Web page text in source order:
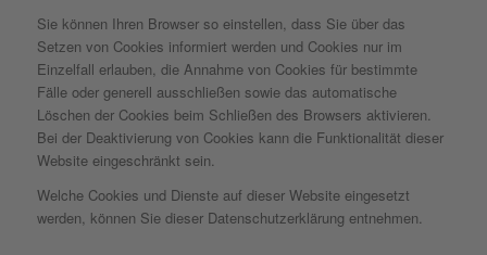
Sie können Ihren Browser so einstellen, dass Sie über das
Setzen von Cookies informiert werden und Cookies nur im
Einzelfall erlauben, die Annahme von Cookies für bestimmte
Fälle oder generell ausschließen sowie das automatische
Löschen der Cookies beim Schließen des Browsers aktivieren.
Bei der Deaktivierung von Cookies kann die Funktionalität dieser
Website eingeschränkt sein.
Welche Cookies und Dienste auf dieser Website eingesetzt
werden, können Sie dieser Datenschutzerklärung entnehmen.